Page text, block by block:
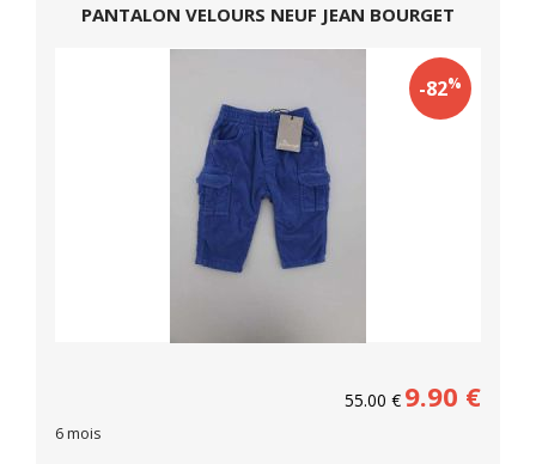
PANTALON VELOURS NEUF JEAN BOURGET
-82%
55.00 € 9.90 €
6 mois